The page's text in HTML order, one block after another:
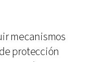
mecanismos
protección